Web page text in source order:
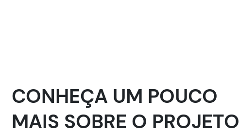
CONHEÇA UM POUCO
MAIS SOBRE O PROJETO